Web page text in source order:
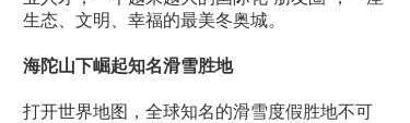
生态、文明、幸福的最美冬奥城。
海陀山下崛起知名滑雪胜地
打开世界地图，全球知名的滑雪度假胜地不可